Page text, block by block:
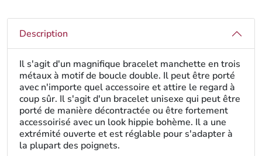
Description
Il s'agit d'un magnifique bracelet manchette en trois
métaux à motif de boucle double. Il peut être porté
avec n'importe quel accessoire et attire le regard à
coup sûr. Il s'agit d'un bracelet unisexe qui peut être
porté de manière décontractée ou être fortement
accessoirisé avec un look hippie bohème. Il a une
extrémité ouverte et est réglable pour s'adapter à
la plupart des poignets.